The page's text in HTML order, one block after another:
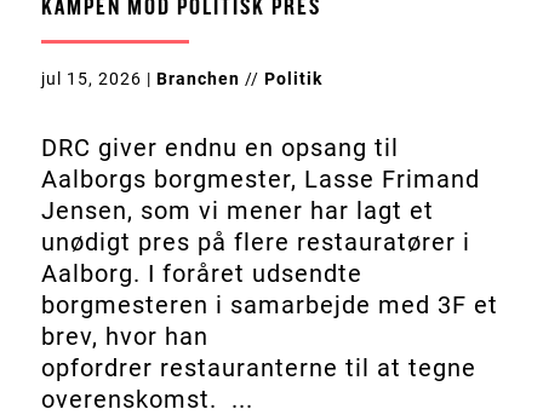
KAMPEN MOD POLITISK PRES
jul 15, 2026 | Branchen // Politik
DRC giver endnu en opsang til
Aalborgs borgmester, Lasse Frimand
Jensen, som vi mener har lagt et
unødigt pres på flere restauratører i
Aalborg. I foråret udsendte
borgmesteren i samarbejde med 3F et
brev, hvor han
opfordrer restauranterne til at tegne
overenskomst. ...